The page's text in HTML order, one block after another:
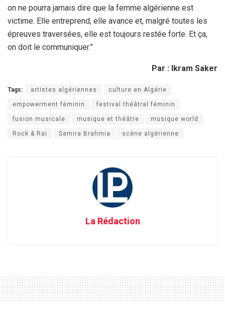
on ne pourra jamais dire que la femme algérienne est
victime. Elle entreprend, elle avance et, malgré toutes les
épreuves traversées, elle est toujours restée forte. Et ça,
on doit le communiquer.”
Par : Ikram Saker
Tags: artistes algériennes culture en Algérie
empowerment féminin festival théâtral féminin
fusion musicale musique et théâtre musique world
Rock & Raï Samira Brahmia scène algérienne
La Rédaction